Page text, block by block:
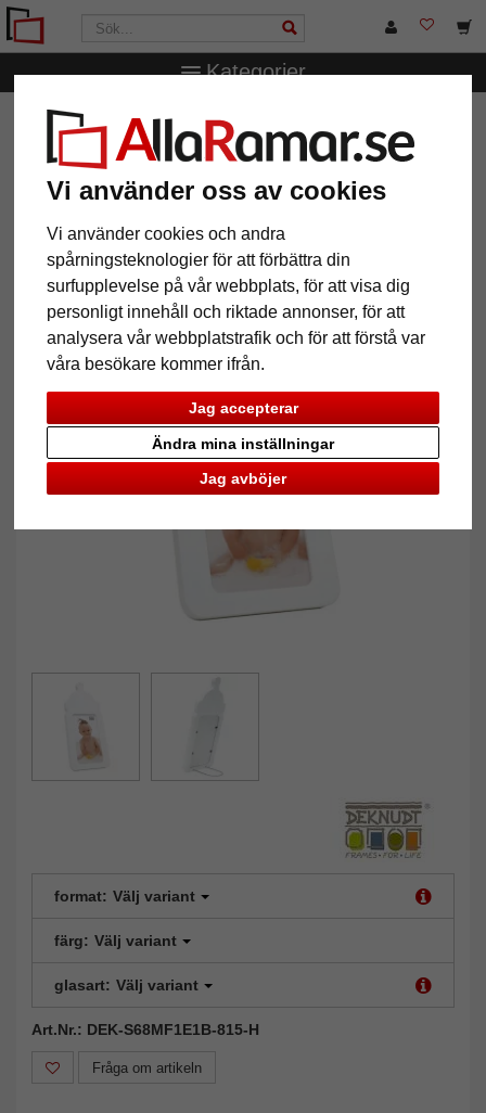
Vi använder oss av cookies
Vi använder cookies och andra
spårningsteknologier för att förbättra din
surfupplevelse på vår webbplats, för att visa dig
personligt innehåll och riktade annonser, för att
analysera vår webbplatstrafik och för att förstå var
våra besökare kommer ifrån.
Jag accepterar
Jag avböjer
Ändra mina inställningar
Kategorier
AllaRamar.se Märken Deknudt
Nappflaskformad fotoram
Tillbaka
format: Välj variant
färg: Välj variant
glasart: Välj variant
Art.Nr.: DEK-S68MF1E1B-815-H
Fråga om artikeln